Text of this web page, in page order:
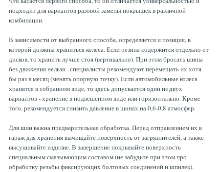
подходит для вариантов разовой замены покрышек в различной
комбинации.
В зависимости от выбранного способа, определяется и позиция, в
которой должны храниться колеса. Если резина содержится отдельно от
дисков, то хранить лучше стоя (вертикально). При этом бросать шины
без движения нельзя - специалисты рекомендуют перемещать их хотя
бы раз в месяц (менять опорную точку). Если автомобильные колеса
хранятся в собранном виде, то здесь допускается один из двух
вариантов - хранение в подвешенном виде или горизонтально. Кроме
того, рекомендуется снизить давление в шинах на 0,6-0,8 атмосфер.
Для шин важна предварительная обработка. Перед отправлением их в
гараж для хранения вычищайте поверхность от загрязнителей, а также
высушивайте изделие. В завершение покрывайте поверхность
специальным смазывающим составом (не забудьте при этом про
обработку резьбы фиксирующих болтовых соединений и шпилек).